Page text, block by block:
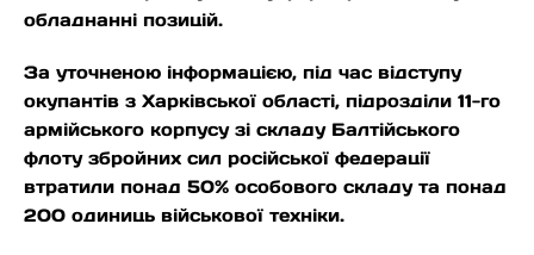
обладнанні позицій.
За уточненою інформацією, під час відступу
окупантів з Харківської області, підрозділи 11-го
армійського корпусу зі складу Балтійського
флоту збройних сил російської федерації
втратили понад 50% особового складу та понад
200 одиниць військової техніки.